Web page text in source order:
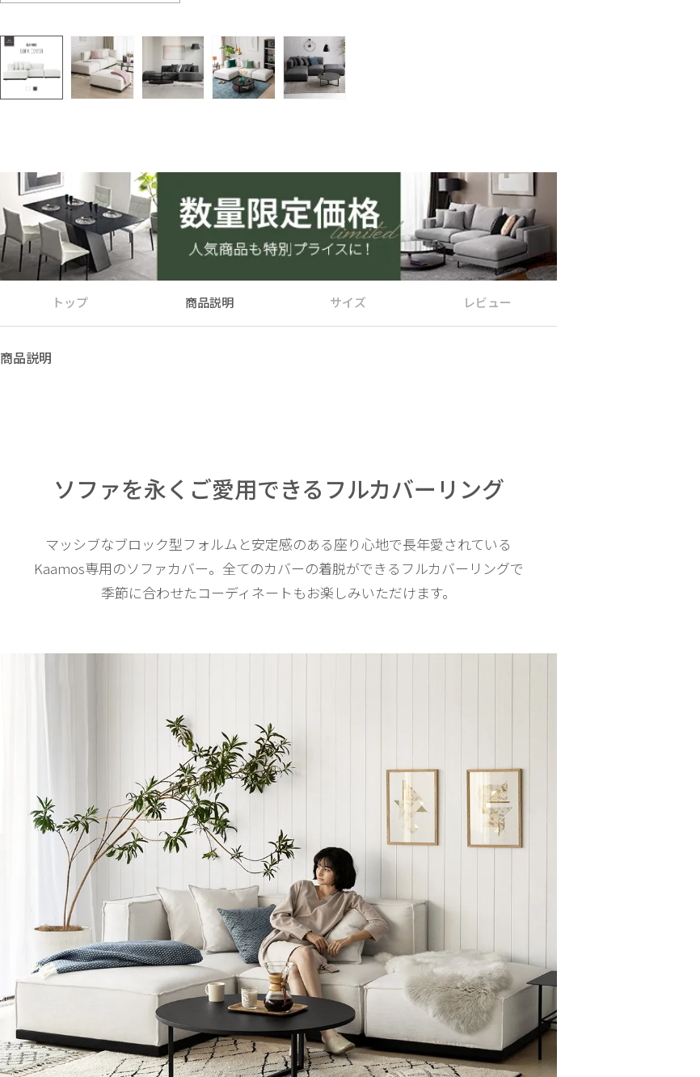
トップ 商品説明 サイズ レビュー
商品説明
ソファを永くご愛用できる フルカバーリング
マッシブなブロック型フォルムと安定感のある座り心地で長年愛されている
Kaamos専用のソファカバー。全てのカバーの着脱ができるフルカバーリングで
季節に合わせたコーディネートもお楽しみいただけます。